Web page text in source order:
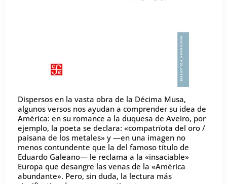
Dispersos en la vasta obra de la Décima Musa,
algunos versos nos ayudan a comprender su idea de
América: en su romance a la duquesa de Aveiro, por
ejemplo, la poeta se declara: «compatrïota del oro /
paisana de los metales» y —en una imagen no
menos contundente que la del famoso título de
Eduardo Galeano— le reclama a la «insaciable»
Europa que desangre las venas de la «América
abundante». Pero, sin duda, la lectura más